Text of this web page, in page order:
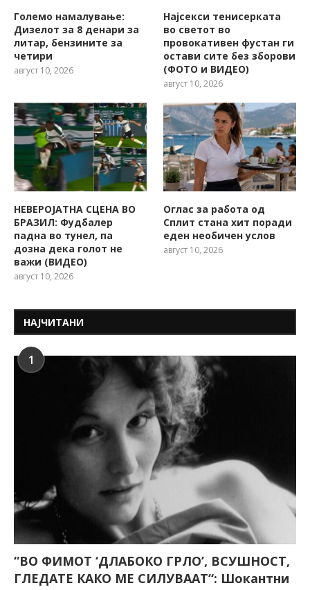
Големо намалување:
Дизелот за 8 денари за
литар, бензините за
четири
август 10, 2026
Најсекси тенисерката
во светот во
провокативен фустан ги
остави сите без зборови
(ФОТО и ВИДЕО)
август 10, 2026
НЕВЕРОЈАТНА СЦЕНА ВО
БРАЗИЛ: Фудбалер
падна во тунел, па
дозна дека голот не
важи (ВИДЕО)
август 10, 2026
Оглас за работа од
Сплит стана хит поради
еден необичен услов
август 10, 2026
НАЈЧИТАНИ
1
“ВО ФИМОТ ‘ДЛАБОКО ГРЛО’, ВСУШНОСТ,
ГЛЕДАТЕ КАКО МЕ СИЛУВААТ“: Шокантни